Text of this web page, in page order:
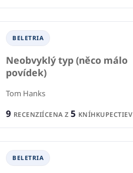
BELETRIA
Neobvyklý typ (něco málo
povídek)
Tom Hanks
9 RECENZIÍCENA Z 5 KNÍHKUPECTIEV
BELETRIA